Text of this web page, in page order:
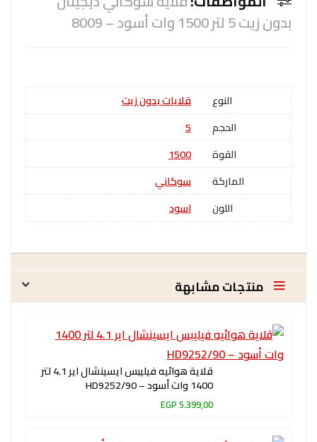
بدون زيت 5 لتر 1500 وات أسود – 8009
النوع
قلايات بدون زيت
الحجم
5
القوة
1500
الماركة
سوكاني
اللون
اسود
منتجات مشابهة
قلاية هوائيه فيليبس ايسينشال اير 4.1 لتر
1400 وات أسود – HD9252/90
5.399,00 EGP